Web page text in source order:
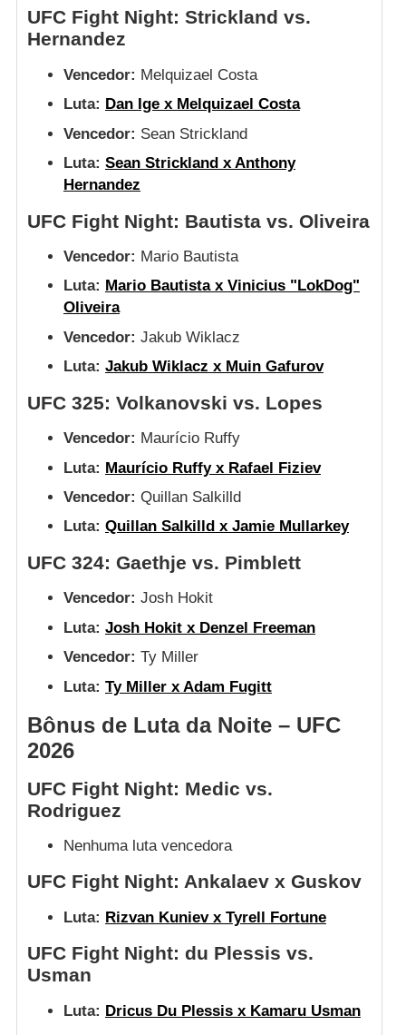
UFC Fight Night: Strickland vs.
Hernandez
Vencedor: Melquizael Costa
Luta: Dan Ige x Melquizael Costa
Vencedor: Sean Strickland
Luta: Sean Strickland x Anthony
Hernandez
UFC Fight Night: Bautista vs. Oliveira
Vencedor: Mario Bautista
Luta: Mario Bautista x Vinicius "LokDog"
Oliveira
Vencedor: Jakub Wiklacz
Luta: Jakub Wiklacz x Muin Gafurov
UFC 325: Volkanovski vs. Lopes
Vencedor: Maurício Ruffy
Luta: Maurício Ruffy x Rafael Fiziev
Vencedor: Quillan Salkilld
Luta: Quillan Salkilld x Jamie Mullarkey
UFC 324: Gaethje vs. Pimblett
Vencedor: Josh Hokit
Luta: Josh Hokit x Denzel Freeman
Vencedor: Ty Miller
Luta: Ty Miller x Adam Fugitt
Bônus de Luta da Noite – UFC
2026
UFC Fight Night: Medic vs.
Rodriguez
Nenhuma luta vencedora
UFC Fight Night: Ankalaev x Guskov
Luta: Rizvan Kuniev x Tyrell Fortune
UFC Fight Night: du Plessis vs.
Usman
Luta: Dricus Du Plessis x Kamaru Usman